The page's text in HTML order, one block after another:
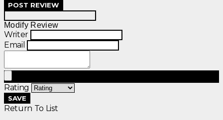
POST REVIEW
Modify Review
Writer
Email
Rating
SAVE
Return To List